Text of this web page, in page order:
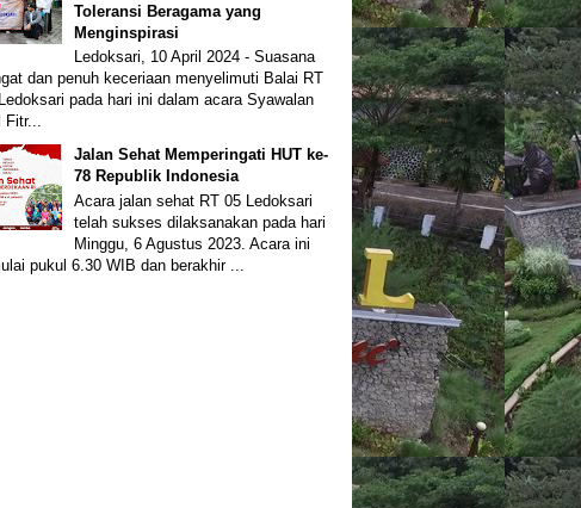
Toleransi Beragama yang
Menginspirasi
Ledoksari, 10 April 2024 - Suasana
dan penuh keceriaan menyelimuti Balai RT
pada hari ini dalam acara Syawalan
Fitr...
Jalan Sehat Memperingati HUT ke-
78 Republik Indonesia
Acara jalan sehat RT 05 Ledoksari
telah sukses dilaksanakan pada hari
Minggu, 6 Agustus 2023. Acara ini
pukul 6.30 WIB dan berakhir ...